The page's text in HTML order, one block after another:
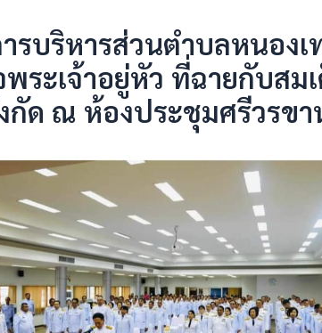
บริหารส่วนตำบลหนอง
ะเจ้าอยู่หัว ที่ฉายกับสม
กัด ณ ห้องประชุมศรีวรข